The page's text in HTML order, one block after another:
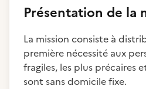
Présentation de la
La mission consiste à
première nécessité aux
fragiles, les plus précaires
sont sans domicile fixe.